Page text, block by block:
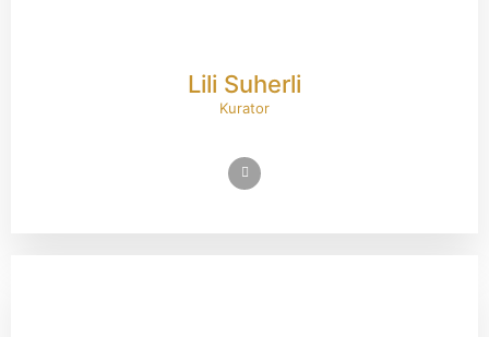
Lili Suherli
Kurator